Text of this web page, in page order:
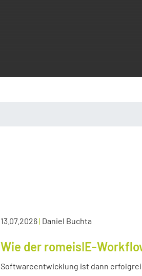
13.07.2026| Daniel Buchta
Wie der romeisIE-
Softwareentwicklung ist dann